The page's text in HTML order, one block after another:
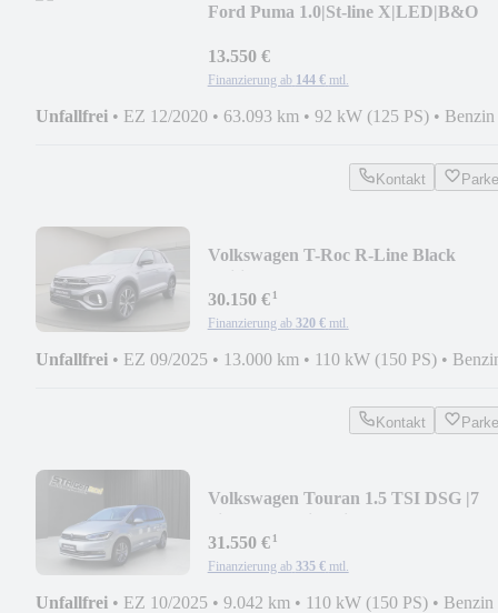
Ford Puma 1.0|St-line X|LED|B&O
13.550 €
Finanzierung ab 144 € mtl.
Unfallfrei • EZ 12/2020 • 63.093 km • 92 kW (125 PS) • Benzin
Kontakt
Volkswagen T-Roc R-Line Black
30.150 €¹
Finanzierung ab 320 € mtl.
Unfallfrei • EZ 09/2025 • 13.000 km • 110 kW (150 PS) •
Kontakt
Volkswagen Touran 1.5 TSI DSG |7
31.550 €¹
Finanzierung ab 335 € mtl.
Unfallfrei • EZ 10/2025 • 9.042 km • 110 kW (150 PS) • Benzin